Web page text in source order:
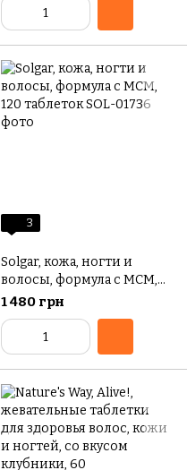
3
Solgar, кожа, ногти и
волосы, формула с МСМ,
120 таблеток
1 480 грн